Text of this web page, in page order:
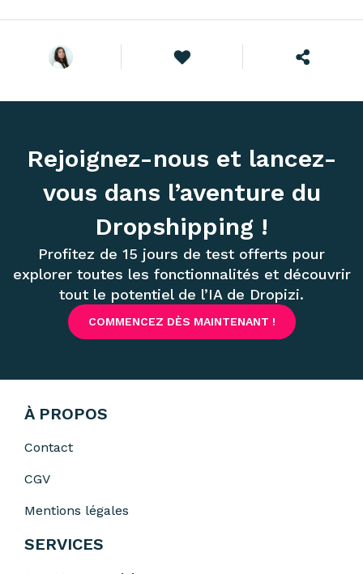
Rejoignez-nous et lancez-
vous dans l’aventure du
Dropshipping !
Profitez de 15 jours de test offerts pour
explorer toutes les fonctionnalités et découvrir
tout le potentiel de l’IA de Dropizi.
COMMENCEZ DÈS MAINTENANT !
À PROPOS
Contact
CGV
Mentions légales
SERVICES